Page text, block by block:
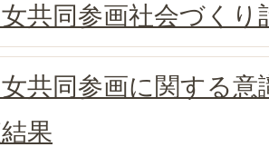
共同参画社会づくり
共同参画に関する
果